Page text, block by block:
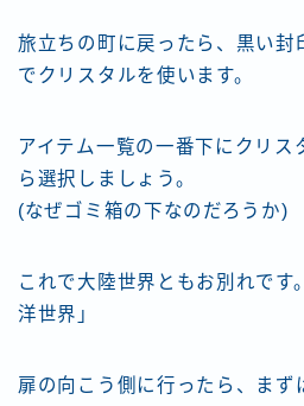
旅立ちの町に戻ったら、黒い封
でクリスタルを使います。
アイテム一覧の一番下にクリス
ら選択しましょう。
(なぜゴミ箱の下なのだろうか)
これで大陸世界ともお別れです
洋世界」
扉の向こう側に行ったら、まず